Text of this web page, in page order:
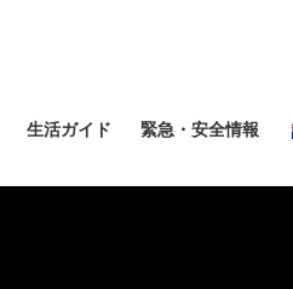
生活ガイド 緊急・安全情報